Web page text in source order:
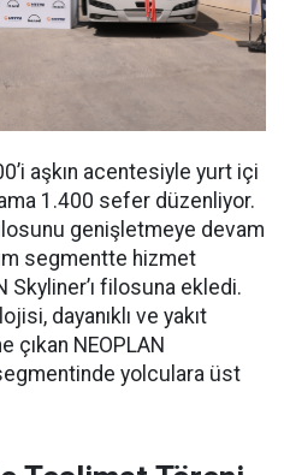
aşkın acentesiyle yurt içi
1.400 sefer düzenliyor.
genişletmeye devam
segmentte hizmet
filosuna ekledi.
dayanıklı ve yakıt
NEOPLAN
yolculara üst